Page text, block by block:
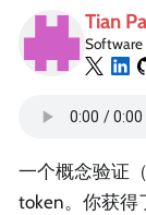
Tian
Software
一个概念验证
token。你获得